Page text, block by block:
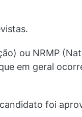
ou NRMP
em geral
foi